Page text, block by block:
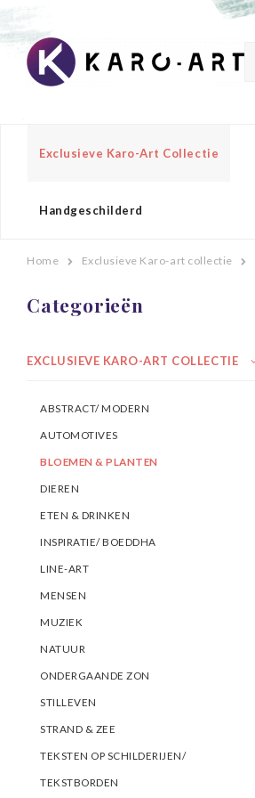
Exclusieve Karo-Art Collectie
Handgeschilderd
Home Exclusieve Karo-art collectie
Categorieën
EXCLUSIEVE KARO-ART COLLECTIE
ABSTRACT/ MODERN
AUTOMOTIVES
BLOEMEN & PLANTEN
DIEREN
ETEN & DRINKEN
INSPIRATIE/ BOEDDHA
LINE-ART
MENSEN
MUZIEK
NATUUR
ONDERGAANDE ZON
STILLEVEN
STRAND & ZEE
TEKSTEN OP SCHILDERIJEN/
TEKSTBORDEN